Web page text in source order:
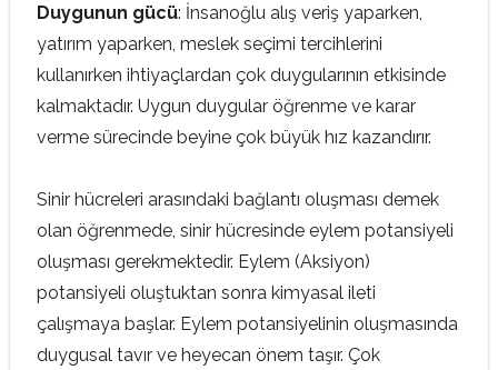
Duygunun gücü: İnsanoğlu alış veriş yaparken,
yatırım yaparken, meslek seçimi tercihlerini
kullanırken ihtiyaçlardan çok duygularının etkisinde
kalmaktadır. Uygun duygular öğrenme ve karar
verme sürecinde beyine çok büyük hız kazandırır.
Sinir hücreleri arasındaki bağlantı oluşması demek
olan öğrenmede, sinir hücresinde eylem potansiyeli
oluşması gerekmektedir. Eylem (Aksiyon)
potansiyeli oluştuktan sonra kimyasal ileti
çalışmaya başlar. Eylem potansiyelinin oluşmasında
duygusal tavır ve heyecan önem taşır. Çok